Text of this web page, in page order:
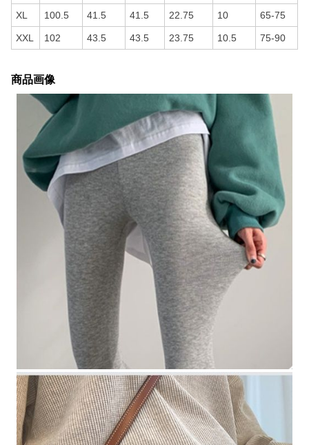
XL 100.5 41.5 41.5 22.75 10 65-75
XXL 102 43.5 43.5 23.75 10.5 75-90
商品画像